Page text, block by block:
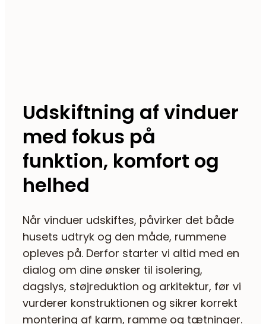
Udskiftning af vinduer
med fokus på
funktion, komfort og
helhed
Når vinduer udskiftes, påvirker det både
husets udtryk og den måde, rummene
opleves på. Derfor starter vi altid med en
dialog om dine ønsker til isolering,
dagslys, støjreduktion og arkitektur, før vi
vurderer konstruktionen og sikrer korrekt
montering af karm, ramme og tætninger.